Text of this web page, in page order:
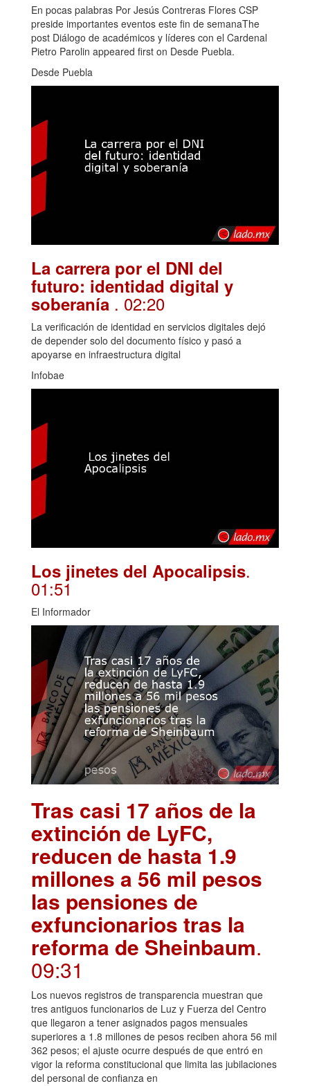
En pocas palabras Por Jesús Contreras Flores CSP
preside importantes eventos este fin de semanaThe
post Diálogo de académicos y líderes con el Cardenal
Pietro Parolin appeared first on Desde Puebla.
Desde Puebla
La carrera por el DNI del
futuro: identidad digital y
soberanía . 02:20
La verificación de identidad en servicios digitales dejó
de depender solo del documento físico y pasó a
apoyarse en infraestructura digital
Infobae
Los jinetes del Apocalipsis.
01:51
El Informador
Tras casi 17 años de la
extinción de LyFC,
reducen de hasta 1.9
millones a 56 mil pesos
las pensiones de
exfuncionarios tras la
reforma de Sheinbaum.
09:31
Los nuevos registros de transparencia muestran que
tres antiguos funcionarios de Luz y Fuerza del Centro
que llegaron a tener asignados pagos mensuales
superiores a 1.8 millones de pesos reciben ahora 56 mil
362 pesos; el ajuste ocurre después de que entró en
vigor la reforma constitucional que limita las jubilaciones
del personal de confianza en